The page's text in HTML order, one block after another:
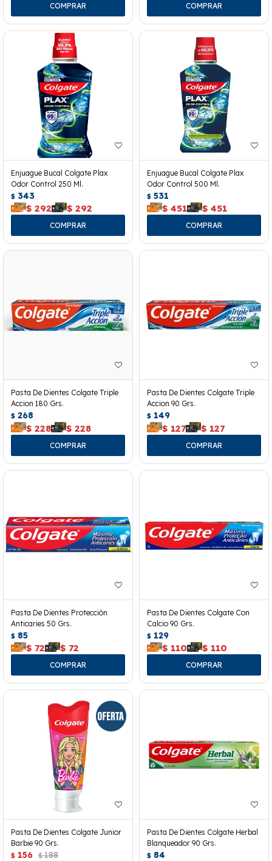
Enjuague Bucal Colgate Plax
Odor Control 250 Ml.
$ 343
$ 292 $ 292
Enjuague Bucal Colgate Plax
Odor Control 500 Ml.
$ 531
$ 451 $ 451
Pasta De Dientes Colgate Triple
Accion 180 Grs.
$ 268
$ 228 $ 228
Pasta De Dientes Colgate Triple
Accion 90 Grs.
$ 149
$ 127 $ 127
Pasta De Dientes Protección
Anticaries 50 Grs.
$ 85
$ 72 $ 72
Pasta De Dientes Colgate Con
Calcio 90 Grs.
$ 129
$ 110 $ 110
Pasta De Dientes Colgate Junior
Barbie 90 Grs.
$ 156 $ 188
Pasta De Dientes Colgate Herbal
Blanqueador 90 Grs.
$ 84